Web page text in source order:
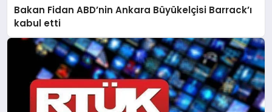
Bakan Fidan ABD’nin Ankara Büyükelçisi Barrack’ı
kabul etti